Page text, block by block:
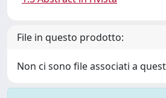
File in questo prodotto:
Non ci sono file associati a